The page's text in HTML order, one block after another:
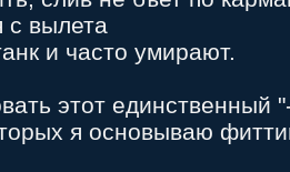
с вылета
и часто умирают.
этот единственный
я основываю